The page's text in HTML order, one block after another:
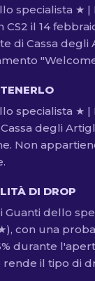
specialista ★
il 14
di Cassa degli
specialista ★
degli
Non
DI DROP
Guanti dello
con una
durante
rende il tipo di